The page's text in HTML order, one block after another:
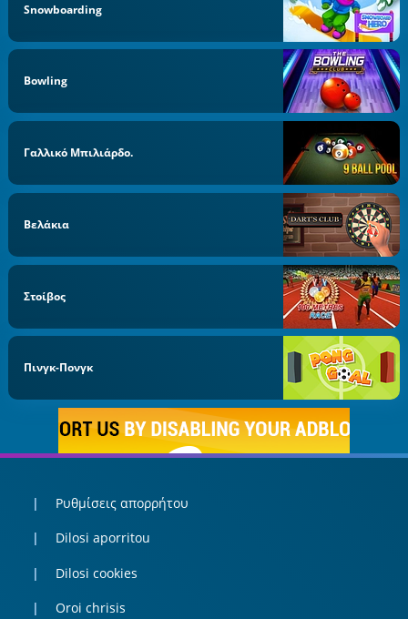
Snowboarding
Bowling
Γαλλικό Μπιλιάρδο.
Βελάκια
Στοίβος
Πινγκ-Πονγκ
Ρυθμίσεις απορρήτου
Dilosi aporritou
Dilosi cookies
Oroi chrisis